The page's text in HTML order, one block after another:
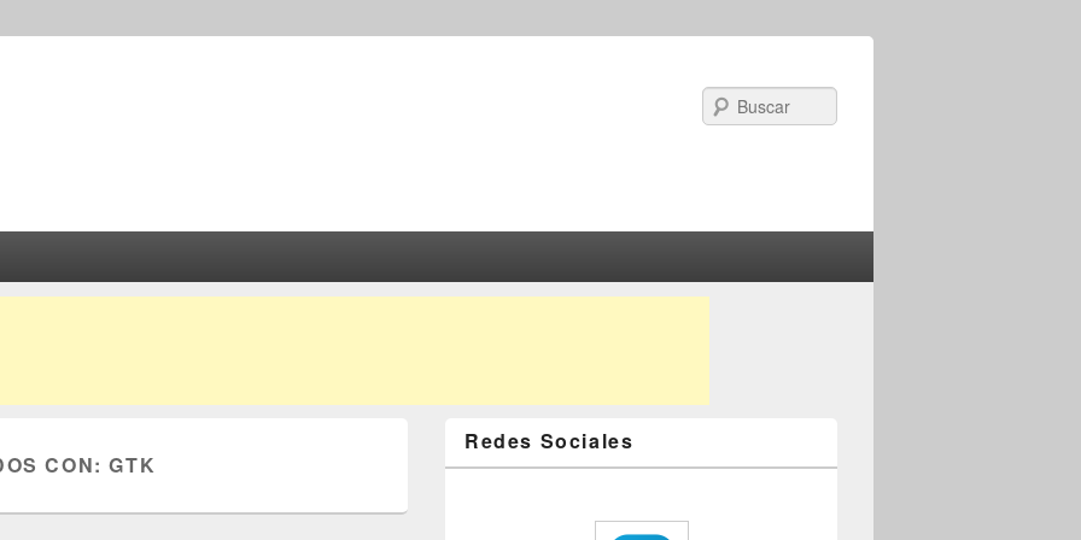
CON:GTK
Redes Sociales